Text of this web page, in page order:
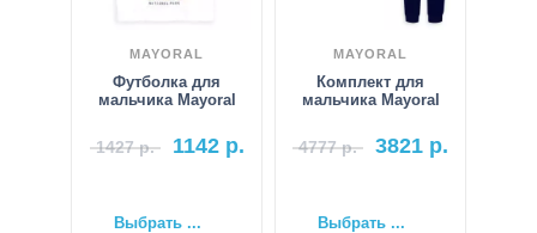
MAYORAL
Футболка для
мальчика Mayoral
1427р. 1142р.
Выбрать ...
MAYORAL
Комплект для
мальчика Mayoral
4777р. 3821 р.
Выбрать ...